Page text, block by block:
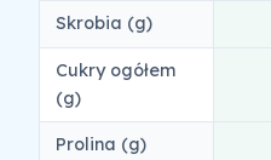
Skrobia (g)
Cukry ogółem
(g)
Prolina (g)